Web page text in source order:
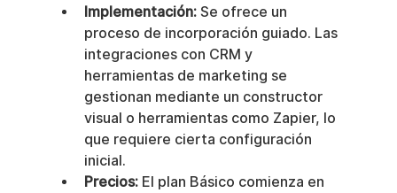
Implementación: Se ofrece un
proceso de incorporación guiado. Las
integraciones con CRM y
herramientas de marketing se
gestionan mediante un constructor
visual o herramientas como Zapier, lo
que requiere cierta configuración
inicial.
Precios: El plan Básico comienza en